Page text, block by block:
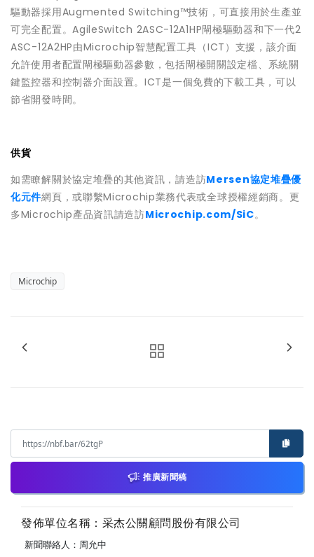
驅動器採用Augmented Switching™技術，可直接用於生產並
可完全配置。AgileSwitch 2ASC-12A1HP閘極驅動器和下一代2
ASC-12A2HP由Microchip智慧配置工具（ICT）支援，該介面
允許使用者配置閘極驅動器參數，包括閘極開關設定檔、系統關
鍵監控器和控制器介面設置。ICT是一個免費的下載工具，可以
節省開發時間。
供貨
如需瞭解關於協定堆疊的其他資訊，請造訪Mersen協定堆疊優
化元件網頁，或聯繫Microchip業務代表或全球授權經銷商。更
多Microchip產品資訊請造訪Microchip.com/SiC。
Microchip
推廣新聞稿
發佈單位名稱：采杰公關顧問股份有限公司
新聞聯絡人：周允中